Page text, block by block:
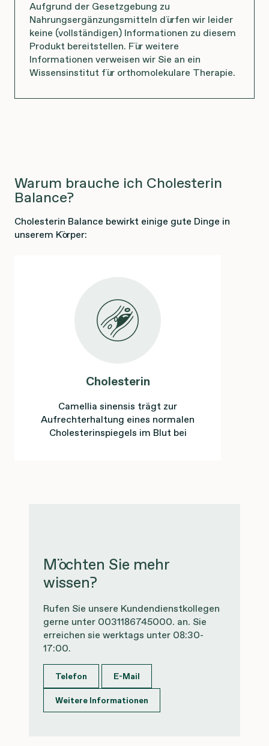
Aufgrund der Gesetzgebung zu
Nahrungsergänzungsmitteln dürfen wir leider
keine (vollständigen) Informationen zu diesem
Produkt bereitstellen. Für weitere
Informationen verweisen wir Sie an ein
Wissensinstitut für orthomolekulare Therapie.
Warum brauche ich Cholesterin
Balance?
Cholesterin Balance bewirkt einige gute Dinge in
unserem Körper:
Cholesterin
Camellia sinensis trägt zur
Aufrechterhaltung eines normalen
Cholesterinspiegels im Blut bei
Möchten Sie mehr
wissen?
Rufen Sie unsere Kundendienstkollegen
gerne unter 0031186745000. an. Sie
erreichen sie werktags unter 08:30-
17:00.
Telefon
E-Mail
Weitere Informationen